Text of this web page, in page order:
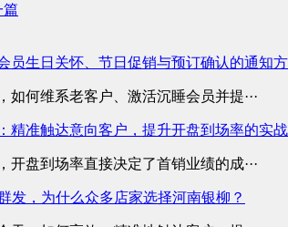
篇
员生日关怀、节日促销与预订确认的通知
何维系老客户、激活沉睡会员并提···
精准触达意向客户，提升开盘到场率的实
盘到场率直接决定了首销业绩的成···
发，为什么众多店家选择河南银柳？